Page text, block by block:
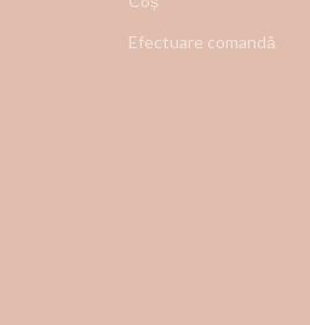
Efectuare comandă